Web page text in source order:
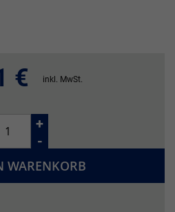
€ inkl. MwSt.
+
-
WARENKORB